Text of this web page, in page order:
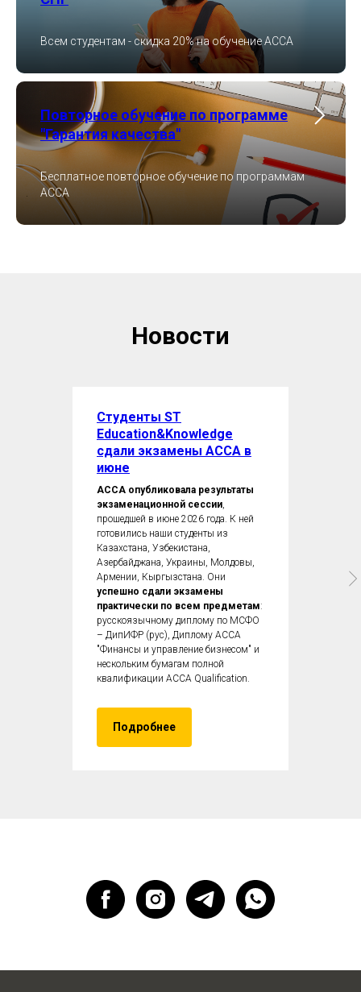
Всем студентам - скидка 20% на обучение ACCA
Повторное обучение по программе
"Гарантия качества"
Бесплатное повторное обучение по программам
ACCA
Новости
Студенты ST
Education&Knowledge
сдали экзамены ACCA в
июне
ACCA опубликовала результаты
экзаменационной сессии
прошедшей в июне 2026 года. К ней
готовились наши студенты из
Казахстана, Узбекистана,
Азербайджана, Украины, Молдовы,
Армении, Кыргызстана. Они
успешно сдали экзамены
практически по всем предметам:
русскоязычному диплому по МСФО
– ДипИФР (рус), Диплому ACCA
"Финансы и управление бизнесом" и
нескольким бумагам полной
квалификации ACCA Qualification.
Подробнее